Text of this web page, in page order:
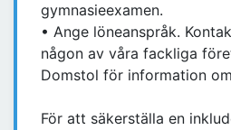
gymnasieexamen.
• Ange löneanspråk.
någon av våra fackliga
Domstol för information
För att säkerställa en